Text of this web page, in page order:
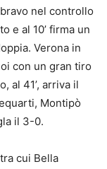
nel controllo
e al 10’ firma un
Verona in
con un gran tiro
al 41’, arriva il
Montipò
il 3-0.
cui Bella